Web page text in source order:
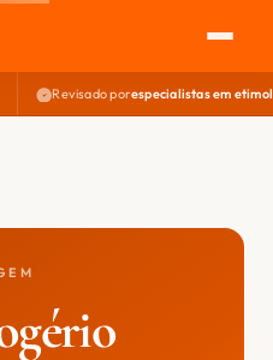
Revisado porespecialistas em